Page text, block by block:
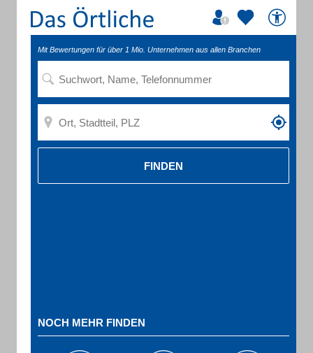
Mit Bewertungen für über 1 Mio. Unternehmen aus allen Branchen
FINDEN
NOCH MEHR FINDEN